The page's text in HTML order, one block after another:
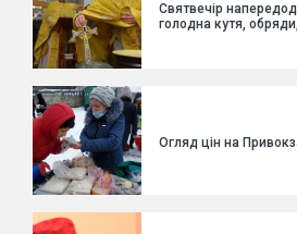
Святвечір
голодна кутя,
Огляд цін на